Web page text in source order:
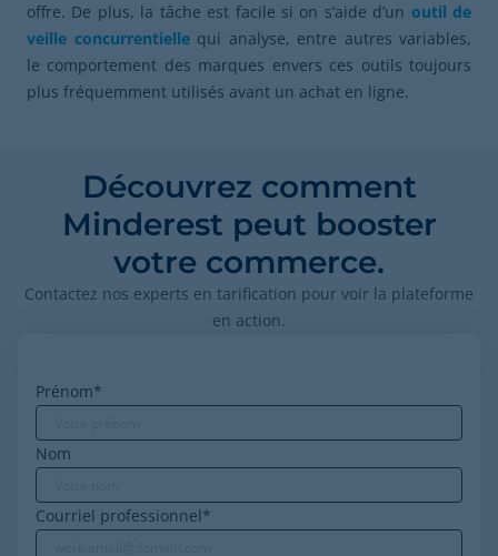
offre. De plus, la tâche est facile si on s’aide d’un outil de
veille concurrentiellequi analyse, entre autres variables,
le comportement des marques envers ces outils toujours
plus fréquemment utilisés avant un achat en ligne.
Découvrez comment
Minderest peut booster
votre commerce.
Contactez nos experts en tarification pour voir la plateforme
en action.
Prénom*
Nom
Courriel professionnel*